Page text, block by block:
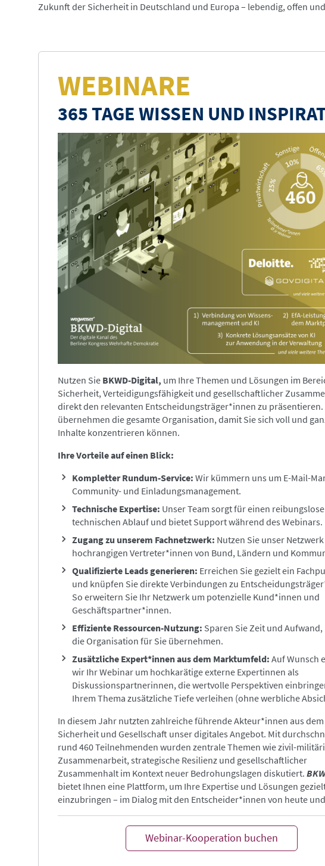
Zukunft der Sicherheit in Deutschland und Europa – lebendig, offen
WEBINARE
365 TAGE WISSEN UND
Nutzen Sie BKWD-Digital, um Ihre Themen und Lösungen im
Sicherheit, Verteidigungsfähigkeit und gesellschaftlicher
direkt den relevanten Entscheidungsträger*innen zu präsentieren.
übernehmen die gesamte Organisation, damit Sie sich voll und
Inhalte konzentrieren können.
Ihre Vorteile auf einen Blick:
Kompletter Rundum-Service: Wir kümmern uns um E-Mail-
Community- und Einladungsmanagement.
Technische Expertise: Unser Team sorgt für einen
technischen Ablauf und bietet Support während des Webinars.
Zugang zu unserem Fachnetzwerk: Nutzen Sie unser
hochrangigen Vertreter*innen von Bund, Ländern und
Qualifizierte Leads generieren: Erreichen Sie gezielt ein
und knüpfen Sie direkte Verbindungen zu
So erweitern Sie Ihr Netzwerk um potenzielle Kund*innen und
Geschäftspartner*innen.
Effiziente Ressourcen-Nutzung: Sparen Sie Zeit und
die Organisation für Sie übernehmen.
Zusätzliche Expert*innen aus dem Marktumfeld: Auf Wunsch
wir Ihr Webinar um hochkarätige externe Expertinnen als
Diskussionspartnerinnen, die wertvolle Perspektiven
Ihrem Thema zusätzliche Tiefe verleihen (ohne werbliche
In diesem Jahr nutzten zahlreiche führende Akteur*innen aus dem
Sicherheit und Gesellschaft unser digitales Angebot. Mit
rund 460 Teilnehmenden wurden zentrale Themen wie zivil-
Zusammenarbeit, strategische Resilienz und gesellschaftlicher
Zusammenhalt im Kontext neuer Bedrohungslagen diskutiert.
bietet Ihnen eine Plattform, um Ihre Expertise und Lösungen
einzubringen – im Dialog mit den Entscheider*innen von heute
Webinar-Kooperation buchen